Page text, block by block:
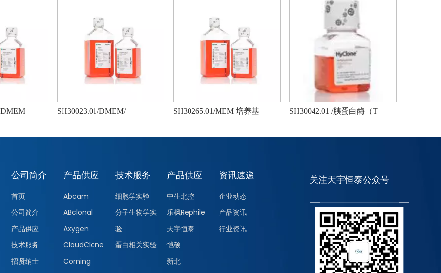
DMEM SH30023.01/DMEM/ SH30265.01/MEM 培养基 SH30042.01 /胰蛋白酶（T
公司简介
首页
公司简介
产品供应
技术服务
招贤纳士
产品供应
Abcam
ABclonal
Axygen
CloudClone
Corning
技术服务
细胞学实验
分子生物学实
验
蛋白相关实验
产品供应
中生北控
乐枫Rephile
天宇恒泰
恺硕
新北
资讯速递
企业动态
产品资讯
行业资讯
关注天宇恒泰公众号